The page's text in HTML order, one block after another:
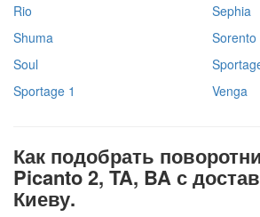
Rio
Sephia
Shuma
Sorento
Soul
Sportage 1
Venga
Как подобрать
Picanto 2, TA, BA с
Киеву.